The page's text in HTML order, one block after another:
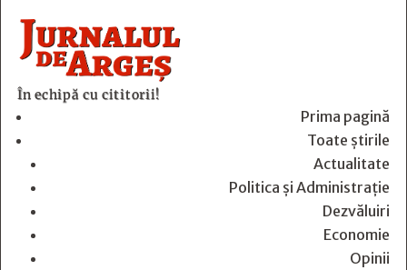
În echipă cu cititorii!
Prima pagină
Toate știrile
Actualitate
Politica și Administrație
Dezvăluiri
Economie
Opinii